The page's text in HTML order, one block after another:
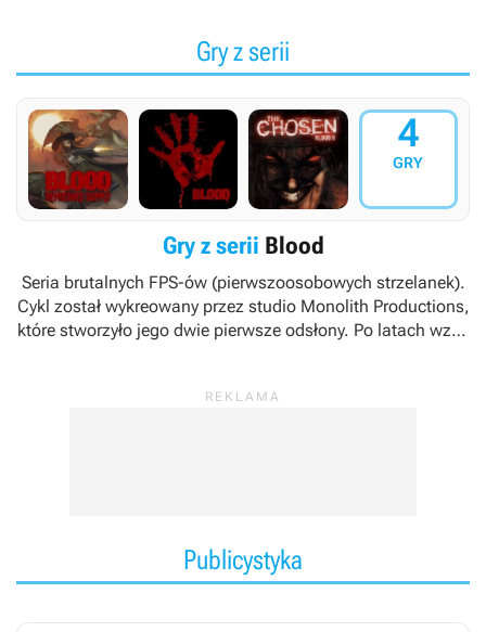
Gry z serii
4
GRY
Gry z serii Blood
Seria brutalnych FPS-ów (pierwszoosobowych strzelanek).
Cykl został wykreowany przez studio Monolith Productions,
które stworzyło jego dwie pierwsze odsłony. Po latach wziął
Publicystyka